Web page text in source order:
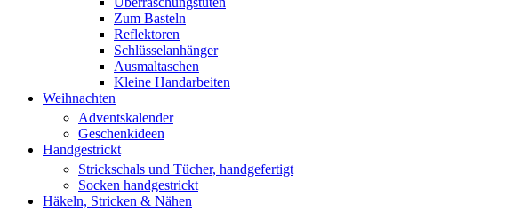
Zum Basteln
Reflektoren
Schlüsselanhänger
Ausmaltaschen
Kleine Handarbeiten
Weihnachten
Adventskalender
Geschenkideen
Handgestrickt
Strickschals und Tücher, handgefertigt
Socken handgestrickt
Häkeln, Stricken & Nähen